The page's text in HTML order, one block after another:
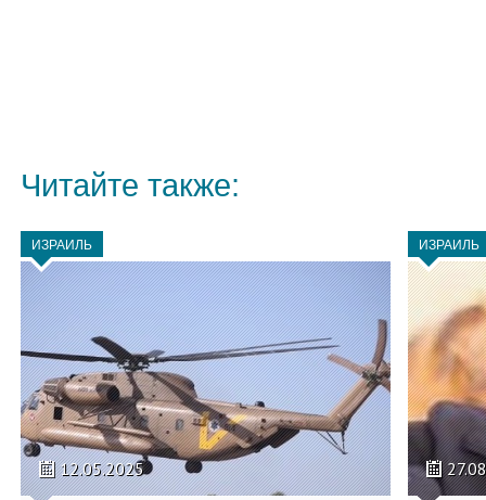
Читайте также:
ИЗРАИЛЬ
12.05.2025
ИЗРАИЛЬ